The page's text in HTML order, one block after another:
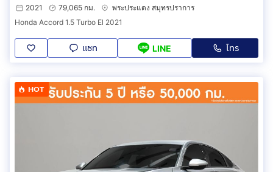
2021
79,065 กม.
พระประแดง สมุทรปราการ
Honda Accord 1.5 Turbo El 2021
แชท LINE โทร
HOT